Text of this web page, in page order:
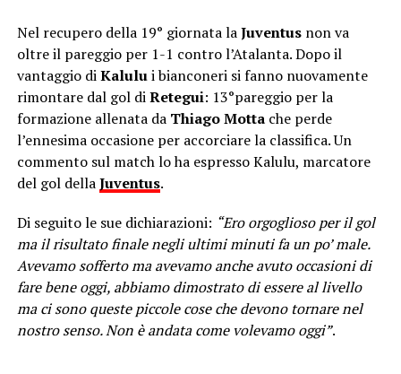
Nel recupero della 19° giornata laJuventusnon va
oltre il pareggio per 1-1 contro l’Atalanta. Dopo il
vantaggio diKalului bianconeri si fanno nuovamente
rimontare dal gol diRetegui: 13°pareggio per la
formazione allenata da Thiago Mottache perde
l’ennesima occasione per accorciare la classifica. Un
commento sul match lo ha espresso Kalulu, marcatore
del gol dellaJuventus.
Di seguito le sue dichiarazioni: “Ero orgoglioso per il gol
ma il risultato finale negli ultimi minuti fa un po’ male.
Avevamo sofferto ma avevamo anche avuto occasioni di
fare bene oggi, abbiamo dimostrato di essere al livello
ma ci sono queste piccole cose che devono tornare nel
nostro senso. Non è andata come volevamo oggi”.